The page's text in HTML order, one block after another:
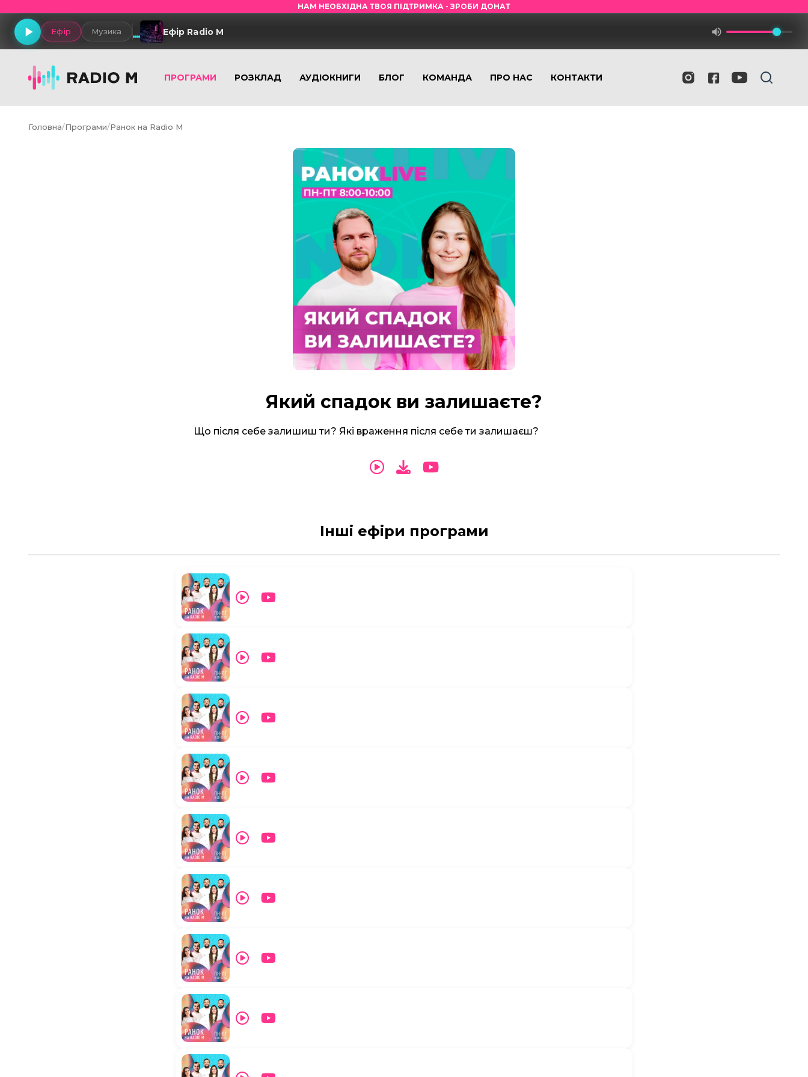
НАМ НЕОБХІДНА ТВОЯ ПІДТРИМКА - ЗРОБИ ДОНАТ
Ефір Музика Ефір Radio M
ПРОГРАМИ РОЗКЛАД АУДІОКНИГИ БЛОГ КОМАНДА ПРО НАС КОНТАКТИ
Головна/Програми/Ранок на Radio M
Який спадок ви залишаєте?
Що після себе залишиш ти? Які враження після себе ти залишаєш?
Інші ефіри програми